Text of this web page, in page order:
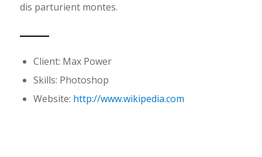
dis parturient montes.
Client: Max Power
Skills: Photoshop
Website: http://www.wikipedia.com